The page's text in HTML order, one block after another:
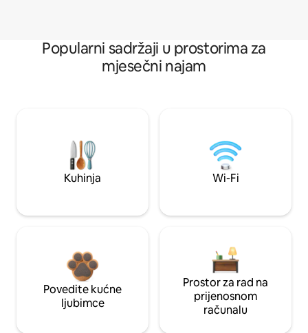
Popularni sadržaji u prostorima za
mjesečni najam
Kuhinja Wi-Fi
Povedite kućne
ljubimce
Prostor za rad na
prijenosnom
računalu